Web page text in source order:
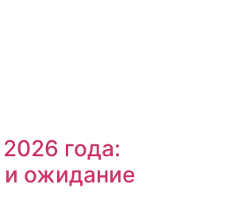
года:
и ожидание